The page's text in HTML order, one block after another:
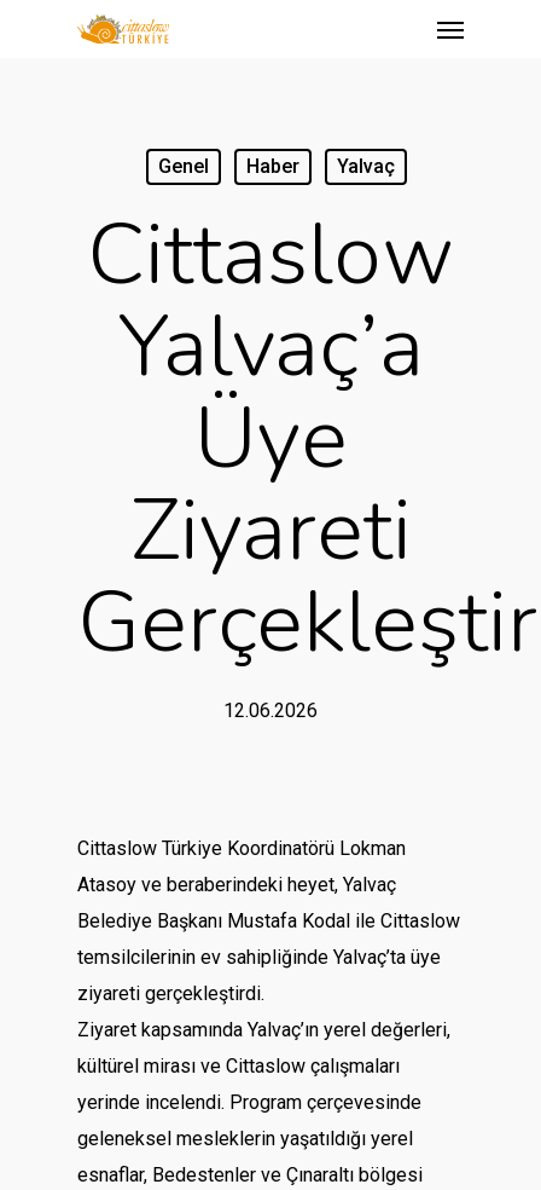
Genel Haber Yalvaç
Cittaslow
Yalvaç’a
Üye
Ziyareti
12.06.2026
Cittaslow Türkiye Koordinatörü Lokman
Atasoy ve beraberindeki heyet, Yalvaç
Belediye Başkanı Mustafa Kodal ile Cittaslow
temsilcilerinin ev sahipliğinde Yalvaç’ta üye
ziyareti gerçekleştirdi.
Ziyaret kapsamında Yalvaç’ın yerel değerleri,
kültürel mirası ve Cittaslow çalışmaları
yerinde incelendi. Program çerçevesinde
geleneksel mesleklerin yaşatıldığı yerel
esnaflar, Bedestenler ve Çınaraltı bölgesi